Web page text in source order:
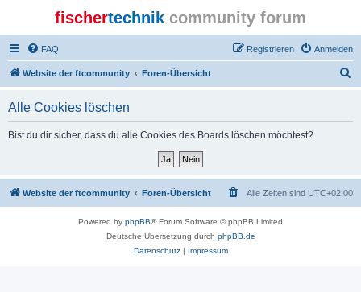
fischertechnik community forum
FAQ Anmelden
Registrieren
Website der ftcommunity Foren-Übersicht
Alle Cookies löschen
Bist du dir sicher, dass du alle Cookies des Boards löschen möchtest?
Website der ftcommunity Foren-Übersicht Alle Zeiten sind UTC+02:00
Powered by phpBB® Forum Software © phpBB Limited
Deutsche Übersetzung durch phpBB.de
Datenschutz| Impressum